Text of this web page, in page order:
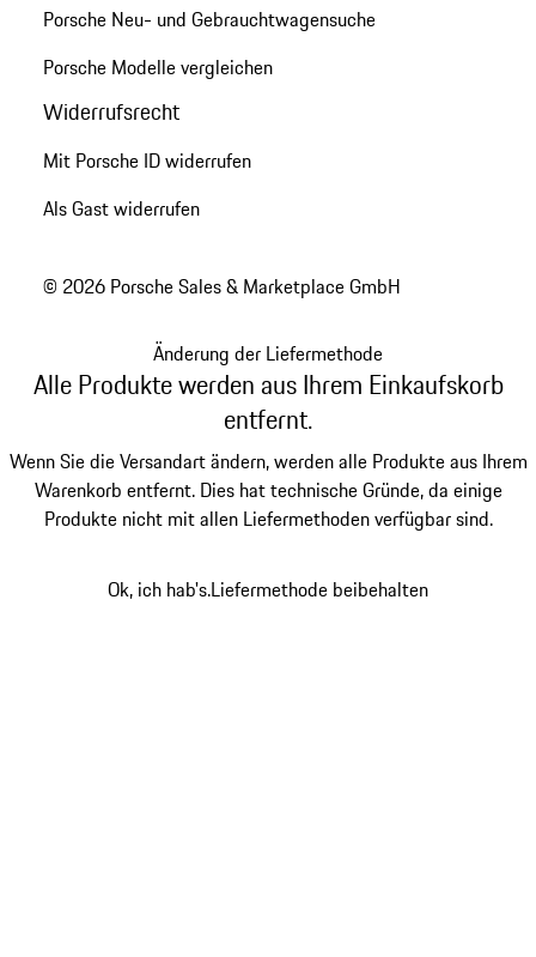
Porsche Neu- und Gebrauchtwagensuche
Porsche Modelle vergleichen
Widerrufsrecht
Mit Porsche ID widerrufen
Als Gast widerrufen
© 2026 Porsche Sales & Marketplace GmbH
Änderung der Liefermethode
Alle Produkte werden aus Ihrem Einkaufskorb
entfernt.
Wenn Sie die Versandart ändern, werden alle Produkte aus Ihrem
Warenkorb entfernt. Dies hat technische Gründe, da einige
Produkte nicht mit allen Liefermethoden verfügbar sind.
Ok, ich hab's.Liefermethode beibehalten